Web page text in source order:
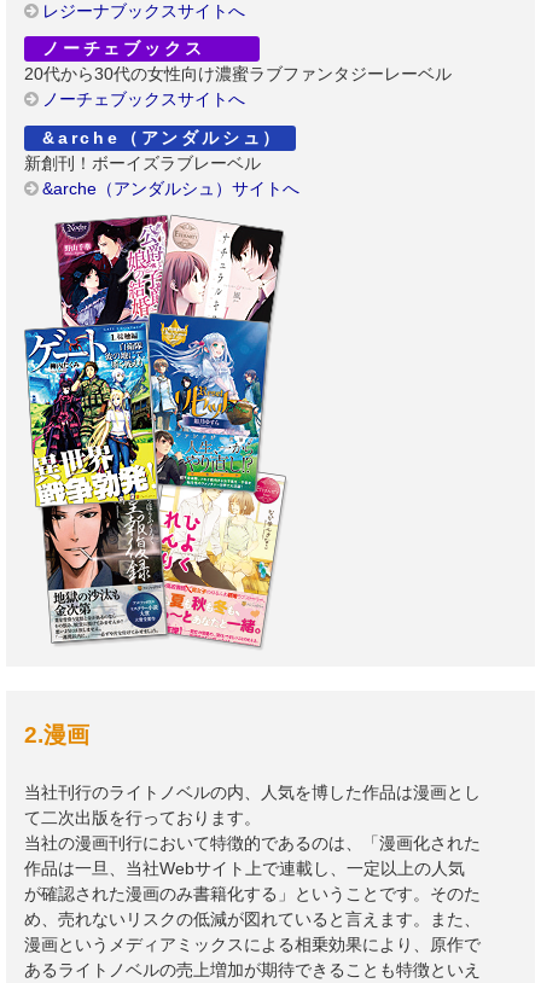
レジーナブックスサイトへ
ノーチェブックス
20代から30代の女性向け濃蜜ラブファンタジーレーベル
ノーチェブックスサイトへ
&arche（アンダルシュ）
新創刊！ボーイズラブレーベル
&arche（アンダルシュ）サイトへ
2.漫画
当社刊行のライトノベルの内、人気を博した作品は漫画とし
て二次出版を行っております。
当社の漫画刊行において特徴的であるのは、「漫画化された
作品は一旦、当社Webサイト上で連載し、一定以上の人気
が確認された漫画のみ書籍化する」ということです。そのた
め、売れないリスクの低減が図れていると言えます。また、
漫画というメディアミックスによる相乗効果により、原作で
あるライトノベルの売上増加が期待できることも特徴といえ